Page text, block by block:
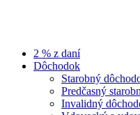
2 % z daní
Dôchodok
Starobný
Predčasný
Invalidný